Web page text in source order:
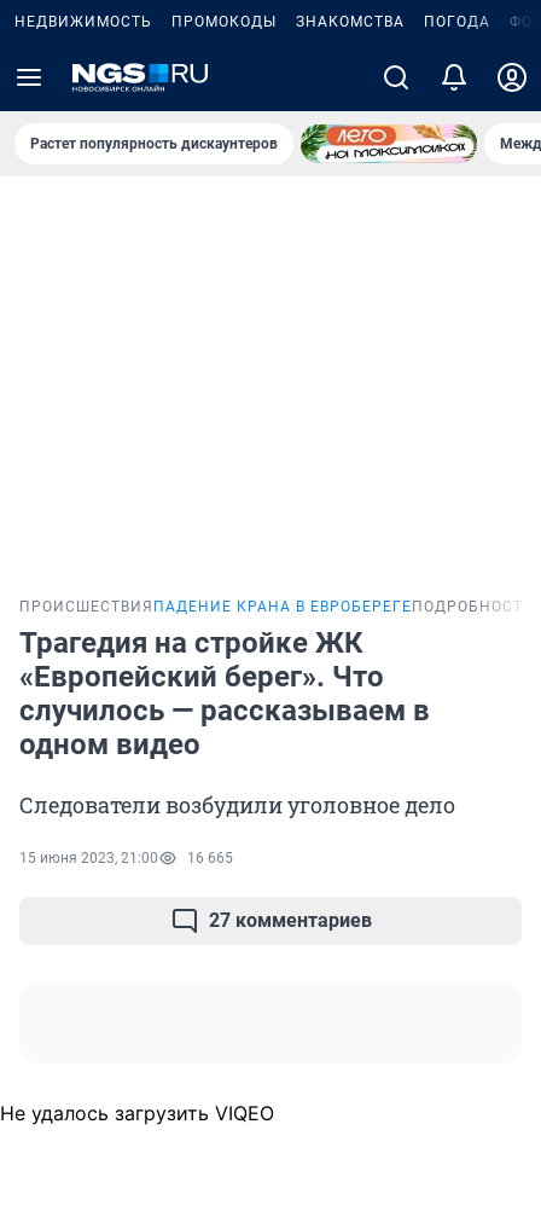
НЕДВИЖИМОСТЬ ПРОМОКОДЫ ЗНАКОМСТВА ПОГОДА
Растет популярность дискаунтеров
ПРОИСШЕСТВИЯ ПАДЕНИЕ КРАНА В ЕВРОБЕРЕГЕ ПОДРОБНОСТИ
Трагедия на стройке ЖК
«Европейский берег». Что
случилось — рассказываем в
одном видео
Следователи возбудили уголовное дело
15 июня 2023, 21:00 16 665
27 комментариев
Не удалось загрузить VIQEO